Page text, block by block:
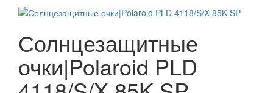
Солнцезащитные
очки|Polaroid PLD